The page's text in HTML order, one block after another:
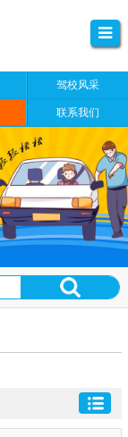
驾校风采
联系我们